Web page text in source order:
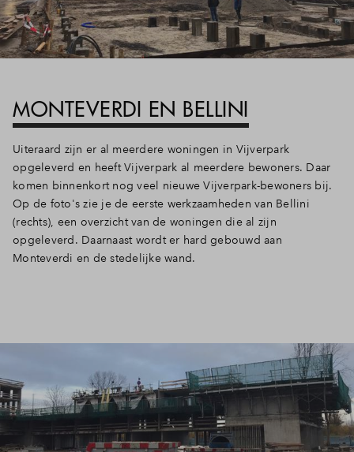
MONTEVERDI EN BELLINI
Uiteraard zijn er al meerdere woningen in Vijverpark
opgeleverd en heeft Vijverpark al meerdere bewoners. Daar
komen binnenkort nog veel nieuwe Vijverpark-bewoners bij.
Op de foto's zie je de eerste werkzaamheden van Bellini
(rechts), een overzicht van de woningen die al zijn
opgeleverd. Daarnaast wordt er hard gebouwd aan
Monteverdi en de stedelijke wand.